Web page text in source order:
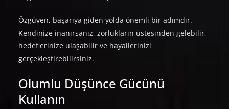
Özgüven, başarıya giden yolda önemli bir adımdır.
Kendinize inanırsanız, zorlukların üstesinden gelebilir,
hedeflerinize ulaşabilir ve hayallerinizi
gerçekleştirebilirsiniz.
Olumlu Düşünce Gücünü
Kullanın